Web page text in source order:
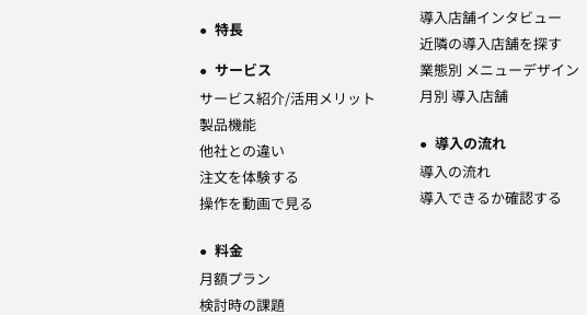
特長
サービス
サービス紹介/活用メリット
製品機能
他社との違い
注文を体験する
操作を動画で見る
料金
月額プラン
検討時の課題
導入店舗インタビュー
近隣の導入店舗を探す
業態別 メニューデザイン
月別 導入店舗
導入の流れ
導入の流れ
導入できるか確認する